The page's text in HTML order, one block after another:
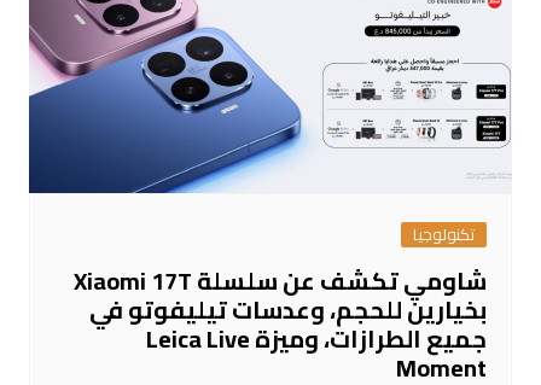
تكنولوجيا
شاومي تكشف عن سلسلة Xiaomi 17T
بخيارين للحجم، وعدسات تيليفوتو في
جميع الطرازات، وميزة Leica Live
Moment